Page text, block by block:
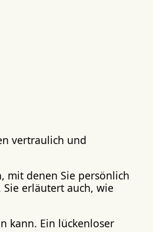
vertraulich und
mit denen Sie persönlich
erläutert auch, wie
kann. Ein lückenloser